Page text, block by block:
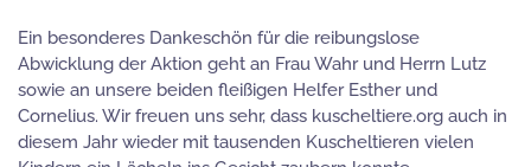
Ein besonderes Dankeschön für die reibungslose
Abwicklung der Aktion geht an Frau Wahr und Herrn Lutz
sowie an unsere beiden fleißigen Helfer Esther und
Cornelius. Wir freuen uns sehr, dass kuscheltiere.org auch in
diesem Jahr wieder mit tausenden Kuscheltieren vielen